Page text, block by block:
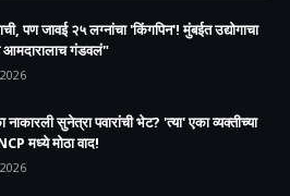
पण जावई २५ लग्नांचा 'किंगपिन'! मुंबईत उद्योगाचा
आमदारालाच गंडवलं"
नाकारली सुनेत्रा पवारांची भेट? 'त्या' एका व्यक्तीच्या
मध्ये मोठा वाद!